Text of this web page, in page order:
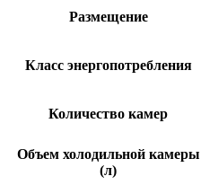
Размещение
Класс энергопотребления
Количество камер
Объем холодильной камеры
(л)